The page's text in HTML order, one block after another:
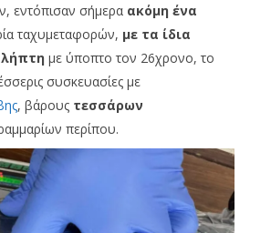
εντόπισαν σήμερα ακόμη ένα
ταχυμεταφορών, με τα ίδια
με ύποπτο τον 26χρονο, το
συσκευασίες με
, βάρους τεσσάρων
περίπου.